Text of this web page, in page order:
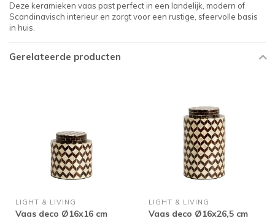
Deze keramieken vaas past perfect in een landelijk, modern of
Scandinavisch interieur en zorgt voor een rustige, sfeervolle basis
in huis.
Gerelateerde producten
LIGHT & LIVING
Vaas deco Ø16x16 cm
LIGHT & LIVING
Vaas deco Ø16x26,5 cm